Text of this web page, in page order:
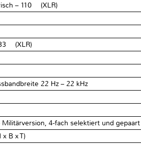
– 110 Ω (XLR)
Ω (XLR)
22 Hz – 22 kHz
4-fach selektiert und gepaart
B x T)